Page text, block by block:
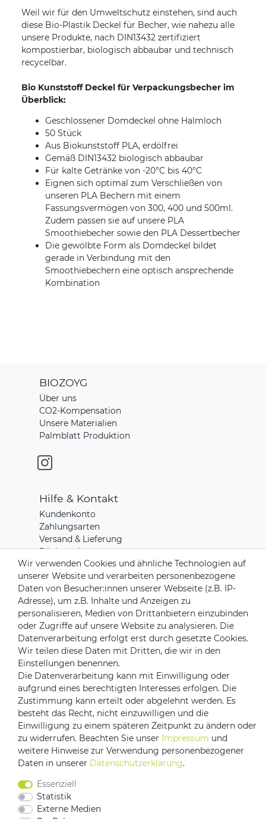
Weil wir für den Umweltschutz einstehen, sind auch
diese Bio-Plastik Deckel für Becher, wie nahezu alle
unsere Produkte, nach DIN13432 zertifiziert
kompostierbar, biologisch abbaubar und technisch
recycelbar.
Bio Kunststoff Deckel für Verpackungsbecher im
Überblick:
Geschlossener Domdeckel ohne Halmloch
50 Stück
Aus Biokunststoff PLA, erdölfrei
Gemäß DIN13432 biologisch abbaubar
Für kalte Getränke von -20°C bis 40°C
Eignen sich optimal zum Verschließen von
unseren PLA Bechern mit einem
Fassungsvermögen von 300, 400 und 500ml.
Zudem passen sie auf unsere PLA
Smoothiebecher sowie den PLA Dessertbecher
Die gewölbte Form als Domdeckel bildet
gerade in Verbindung mit den
Smoothiebechern eine optisch ansprechende
Kombination
BIOZOYG
Über uns
CO2-Kompensation
Unsere Materialien
Palmblatt Produktion
Hilfe & Kontakt
Kundenkonto
Zahlungsarten
Versand & Lieferung
Rücksendungen
Kontakt zu uns
Zahlungsanbieter
Versandpartner
Impressum Daten­schutz­erklärung
Barrierefreiheitserklärung
Wir verwenden Cookies und ähnliche Technologien auf
unserer Website und verarbeiten personenbezogene
Daten von Besucher:innen unserer Webseite (z.B. IP-
Adresse), um z.B. Inhalte und Anzeigen zu
personalisieren, Medien von Drittanbietern einzubinden
oder Zugriffe auf unsere Website zu analysieren. Die
Datenverarbeitung erfolgt erst durch gesetzte Cookies.
Wir teilen diese Daten mit Dritten, die wir in den
Einstellungen benennen.
Die Datenverarbeitung kann mit Einwilligung oder
aufgrund eines berechtigten Interesses erfolgen. Die
Zustimmung kann erteilt oder abgelehnt werden. Es
besteht das Recht, nicht einzuwilligen und die
Einwilligung zu einem späteren Zeitpunkt zu ändern oder
zu widerrufen. Beachten Sie unser Impressum und
weitere Hinweise zur Verwendung personenbezogener
Daten in unserer Daten­schutz­erklärung.
Essenziell
Statistik
Externe Medien